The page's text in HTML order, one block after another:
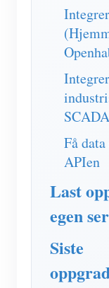
PV-
FAQ
Nyheter
Ta
Få
APIen
Last
egen
Siste